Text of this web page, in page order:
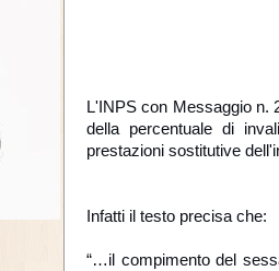
L'INPS con Messaggio n.
della percentuale di
prestazioni sostitutive
Infatti il testo precisa che:
“…il compimento del